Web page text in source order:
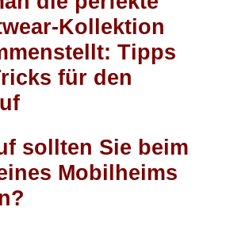
Kollektion
Tipps
für den
sollten Sie beim
Mobilheims